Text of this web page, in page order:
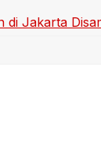
di Jakarta